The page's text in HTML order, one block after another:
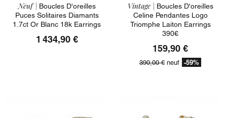
Neuf | Boucles D'oreilles
Puces Solitaires Diamants
1.7ct Or Blanc 18k Earrings
1 434,90 €
Vintage | Boucles D'oreilles
Celine Pendantes Logo
Triomphe Laiton Earrings
390€
159,90 €
390,00 € neuf -59%